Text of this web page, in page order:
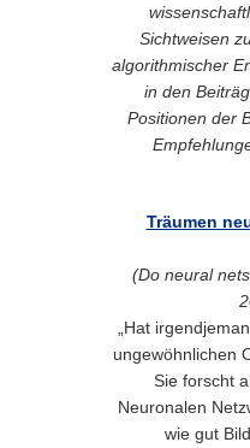
Sichtweisen
algorithmischer
in den
Positionen der
Träumen
(Do neural
„Hat
ungewöhnlichen
Sie forscht
Neuronalen
wie gut